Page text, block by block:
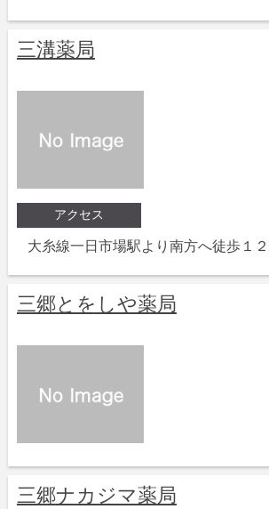
三溝薬局
アクセス
大糸線一日市場駅より南方へ徒歩１
三郷とをしや薬局
三郷ナカジマ薬局